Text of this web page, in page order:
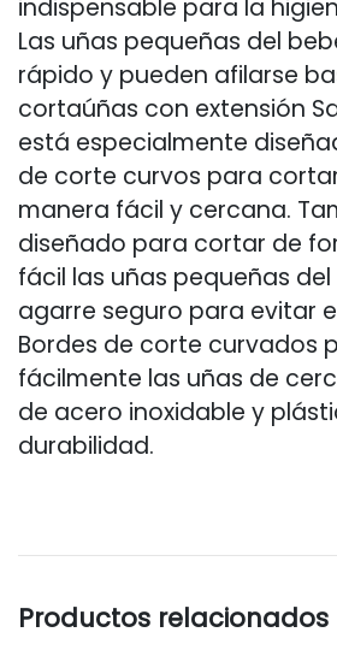
indispensable para la
Las uñas pequeñas del
rápido y pueden afilarse
cortaúñas con extensión
está especialmente
de corte curvos para
manera fácil y cercana.
diseñado para cortar de
fácil las uñas pequeñas del
agarre seguro para evitar
Bordes de corte curvados
fácilmente las uñas de
de acero inoxidable y
durabilidad.
Productos relacionados